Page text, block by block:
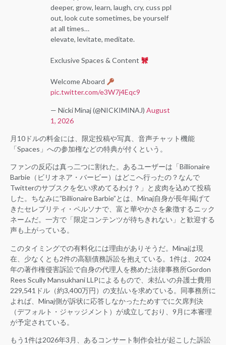
deeper, grow, learn, laugh, cry, cuss ppl
out, look cute sometimes, be yourself
at all times…
elevate, levitate, meditate.
Exclusive Spaces & Content
Welcome Aboard
pic.twitter.com/e3W7j4Eqc9
— Nicki Minaj (@NICKIMINAJ) August
1, 2026
月10ドルの料金には、限定投稿や写真、音声チャット機能
「Spaces」への参加権などの特典が付くという。
ファンの反応は真っ二つに割れた。あるユーザーは「Billionaire
Barbie（ビリオネア・バービー）はどこへ行ったの？なんで
Twitterのサブスクを乞い求めてるわけ？」と皮肉を込めて投稿
した。ちなみに”Billionaire Barbie”とは、Minaj自身が長年掲げて
きたセレブリティ・ペルソナで、富と華やかさを象徴するニック
ネームだ。一方で「限定コンテンツが待ちきれない」と歓迎する
声も上がっている。
このタイミングでの有料化には理由がありそうだ。Minajは現
在、少なくとも2件の高額債務訴訟を抱えている。1件は、2024
年の著作権侵害訴訟で自身の代理人を務めた法律事務所Gordon
Rees Scully Mansukhani LLPによるもので、未払いの弁護士費用
229,541ドル（約3,400万円）の支払いを求めている。同事務所に
よれば、Minaj側が訴状に応答しなかったためすでに欠席判決
（デフォルト・ジャッジメント）が成立しており、9月に本審理
が予定されている。
もう1件は2026年3月、あるコンサート制作会社が起こした訴訟